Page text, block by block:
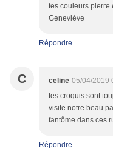
tes couleurs pierre
Geneviève
Répondre
C celine 05/04/2019
tes croquis sont
visite notre beau
fantôme dans ces
Répondre